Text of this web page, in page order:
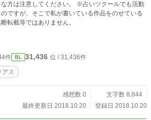
注意してください。 ※占いツクールでも活動
のですが、そこで私が書いている作品をのせている
転載等ではありません。
件 BL 31,436 位 / 31,436件
アス
感想数 0
文字数 8,844
最終更新日 2018.10.20
登録日 2018.10.20